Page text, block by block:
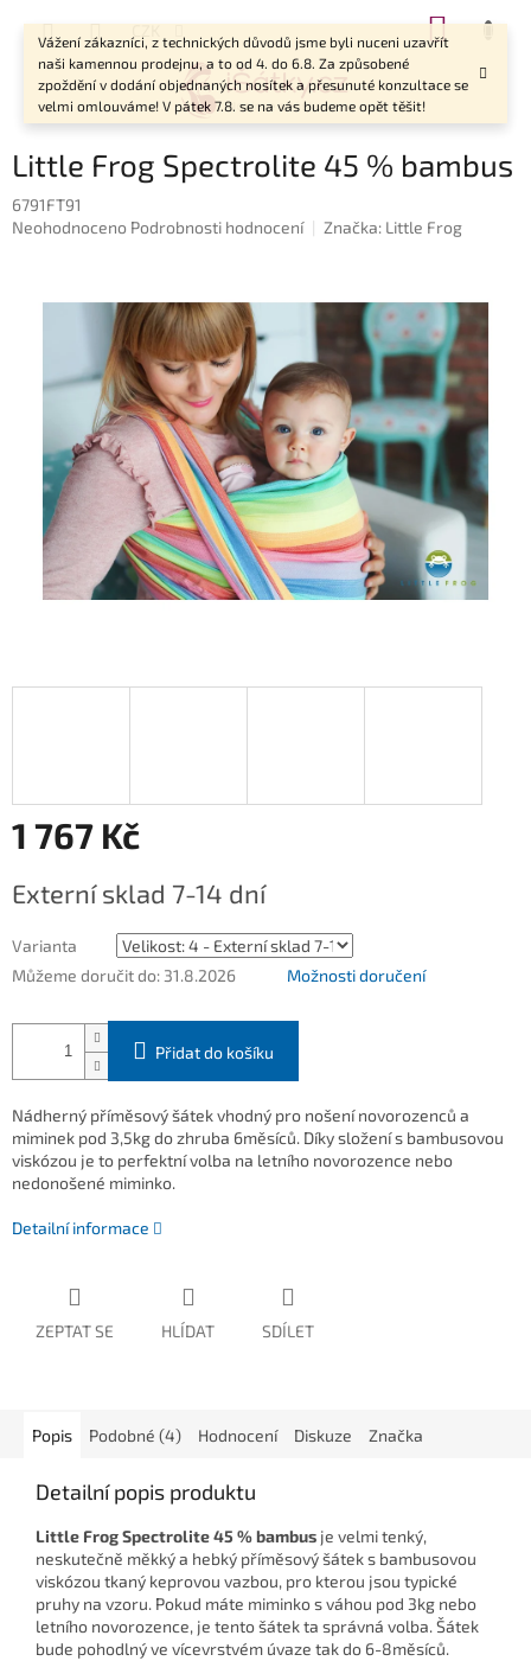
Vážení zákazníci, z technických důvodů jsme byli nuceni uzavřít
naši kamennou prodejnu, a to od 4. do 6.8. Za způsobené
zpoždění v dodání objednaných nosítek a přesunuté konzultace se
velmi omlouváme! V pátek 7.8. se na vás budeme opět těšit!
CZK
Little Frog Spectrolite 45 % bambus
6791FT91
Průměrné
hvězdiček.
Neohodnoceno Podrobnosti hodnocení Značka: Little Frog
1 767 Kč
cena:
Externí sklad 7-14 dní
Varianta
Můžeme doručit do: 31.8.2026 Možnosti doručení
Přidat do košíku
Nádherný příměsový šátek vhodný pro nošení novorozenců a
miminek pod 3,5kg do zhruba 6měsíců. Díky složení s bambusovou
viskózou je to perfektní volba na letního novorozence nebo
nedonošené miminko.
Detailní informace
ZEPTAT SE HLÍDAT SDÍLET
Popis Podobné (4) Hodnocení Diskuze Značka
Detailní popis produktu
Little Frog Spectrolite 45 % bambus je velmi tenký,
neskutečně měkký a hebký příměsový šátek s bambusovou
viskózou tkaný keprovou vazbou, pro kterou jsou typické
pruhy na vzoru. Pokud máte miminko s váhou pod 3kg nebo
letního novorozence, je tento šátek ta správná volba. Šátek
bude pohodlný ve vícevrstvém úvaze tak do 6-8měsíců.